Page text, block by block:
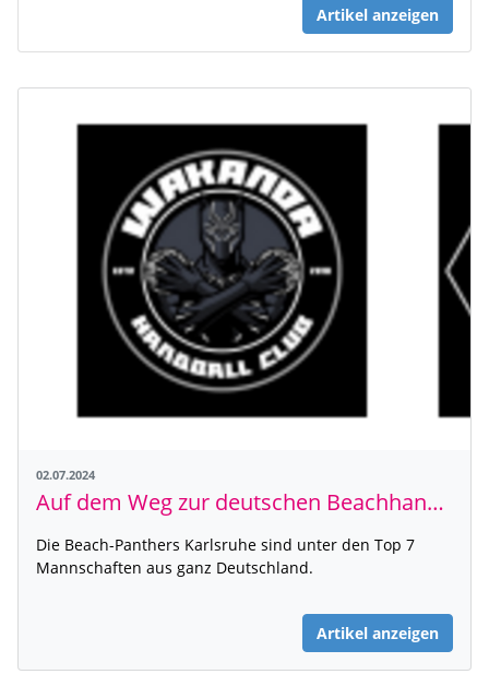
Artikel anzeigen
02.07.2024
Auf dem Weg zur deutschen Beachhandball Meisterschaft!
Die Beach-Panthers Karlsruhe sind unter den Top 7
Mannschaften aus ganz Deutschland.
Artikel anzeigen